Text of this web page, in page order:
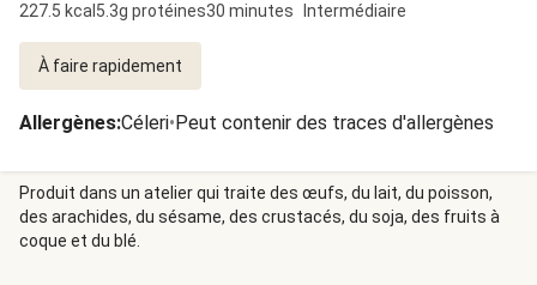
227.5 kcal 5.3g protéines30 minutes
Intermédiaire
À faire rapidement
Allergènes:Céleri•Peut contenir des traces d'allergènes
Produit dans un atelier qui traite des œufs, du lait, du poisson,
des arachides, du sésame, des crustacés, du soja, des fruits à
coque et du blé.